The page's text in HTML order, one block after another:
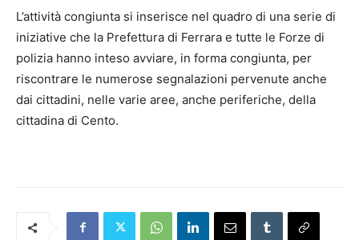
L’attività congiunta si inserisce nel quadro di una serie di
iniziative che la Prefettura di Ferrara e tutte le Forze di
polizia hanno inteso avviare, in forma congiunta, per
riscontrare le numerose segnalazioni pervenute anche
dai cittadini, nelle varie aree, anche periferiche, della
cittadina di Cento.